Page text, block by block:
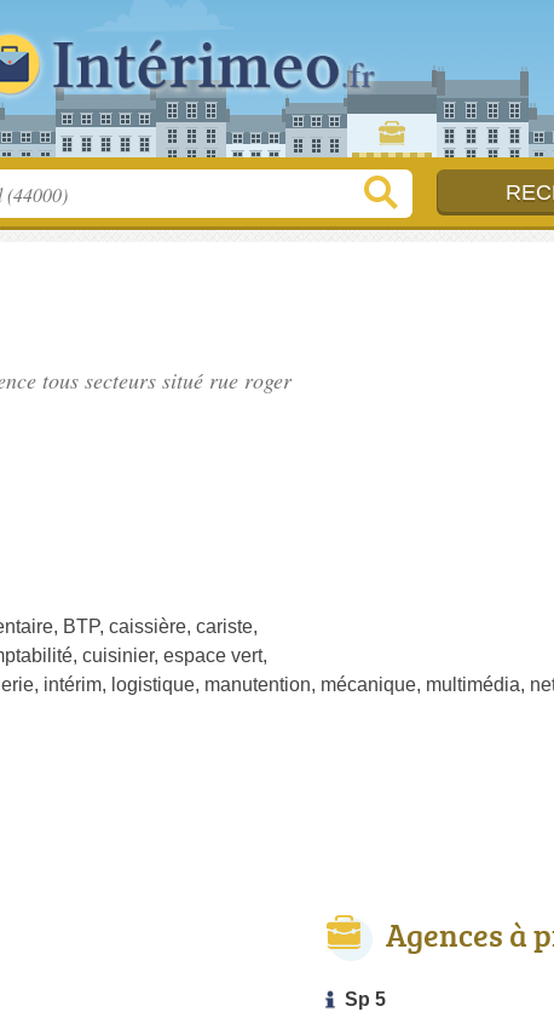
tous secteurs situé rue roger
, BTP, caissière, cariste,
, cuisinier, espace vert,
, intérim, logistique, manutention, mécanique, multimédia,
Agences à
Sp 5